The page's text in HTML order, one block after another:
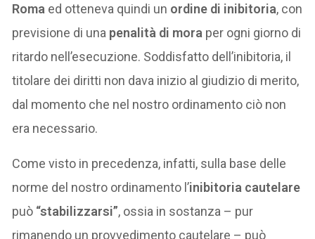
Roma ed otteneva quindi un ordine di inibitoria, con
previsione di una penalità di mora per ogni giorno di
ritardo nell’esecuzione. Soddisfatto dell’inibitoria, il
titolare dei diritti non dava inizio al giudizio di merito,
dal momento che nel nostro ordinamento ciò non
era necessario.
Come visto in precedenza, infatti, sulla base delle
norme del nostro ordinamento l’inibitoria cautelare
può “stabilizzarsi”, ossia in sostanza – pur
rimanendo un provvedimento cautelare – può